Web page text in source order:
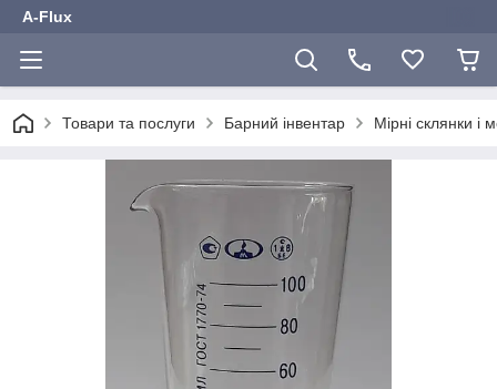
A-Flux
Товари та послуги Барний інвентар Мірні склянки і